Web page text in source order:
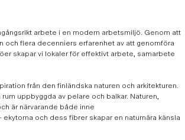
arbete i en modern arbetsmiljö. Genom att
och flera decenniers erfarenhet av att genomföra
skapar vi lokaler för effektivt arbete, samarbete
från den finländska naturen och arkitekturen.
uppbyggda av pelare och balkar. Naturen,
är närvarande både inne
ekytorna och dess fibrer skapar en naturnära känsla